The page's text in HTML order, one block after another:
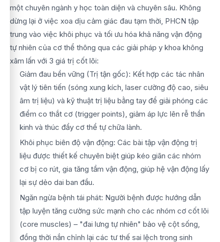
một chuyên ngành y học toàn diện và chuyên sâu. Không
dừng lại ở việc xoa dịu cảm giác đau tạm thời, PHCN tập
trung vào việc khôi phục và tối ưu hóa khả năng vận động
tự nhiên của cơ thể thông qua các giải pháp y khoa không
xâm lấn với 3 giá trị cốt lõi:
Giảm đau bền vững (Trị tận gốc): Kết hợp các tác nhân
vật lý tiên tiến (sóng xung kích, laser cường độ cao, siêu
âm trị liệu) và kỹ thuật trị liệu bằng tay để giải phóng các
điểm co thắt cơ (trigger points), giảm áp lực lên rễ thần
kinh và thúc đẩy cơ thể tự chữa lành.
Khôi phục biên độ vận động: Các bài tập vận động trị
liệu được thiết kế chuyên biệt giúp kéo giãn các nhóm
cơ bị co rút, gia tăng tầm vận động, giúp hệ vận động lấy
lại sự dẻo dai ban đầu.
Ngăn ngừa bệnh tái phát: Người bệnh được hướng dẫn
tập luyện tăng cường sức mạnh cho các nhóm cơ cốt lõi
(core muscles) – "đai lưng tự nhiên" bảo vệ cột sống,
đồng thời nắn chỉnh lại các tư thế sai lệch trong sinh